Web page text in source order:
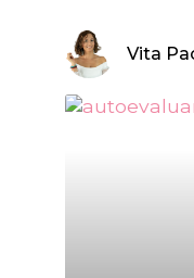
Vita